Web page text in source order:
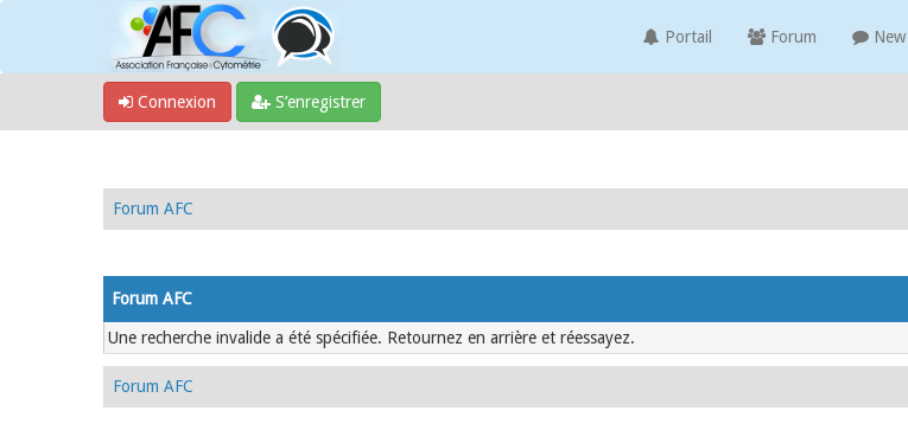
Portail Forum
Connexion S’enregistrer
Forum AFC
Forum AFC
Une recherche invalide a été spécifiée. Retournez en arrière et réessayez.
Forum AFC